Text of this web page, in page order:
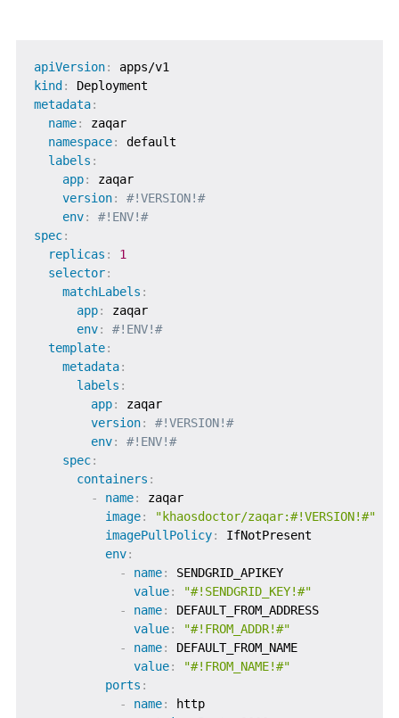
apiVersion:
apps/v1
kind :
metadata:
name:
zaqar
namespace:
default
labels :
app:
zaqar
version:
#!VERSION!#
env:
#!ENV!#
spec:
replicas :
1
selector:
matchLabels :
app:
zaqar
env:
#!ENV!#
template:
metadata:
labels :
app:
zaqar
version:
#!VERSION!#
env:
#!ENV!#
spec:
containers :
-
name:
zaqar
image:
"khaosdoctor/zaqar:#!VERSION!#"
imagePullPolicy:
IfNotPresent
env:
-
name:
SENDGRID_APIKEY
value:
"#!SENDGRID_KEY!#"
-
name:
DEFAULT_FROM_ADDRESS
value:
"#!FROM_ADDR!#"
-
name:
DEFAULT_FROM_NAME
value:
"#!FROM_NAME!#"
ports :
-
name:
http